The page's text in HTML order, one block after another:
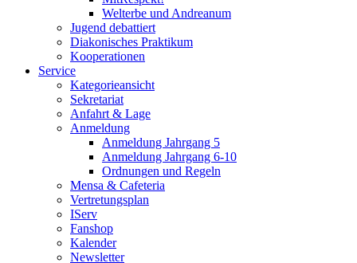
Welterbe und Andreanum
Jugend debattiert
Diakonisches Praktikum
Kooperationen
Service
Kategorieansicht
Sekretariat
Anfahrt & Lage
Anmeldung
Anmeldung Jahrgang 5
Anmeldung Jahrgang 6-10
Ordnungen und Regeln
Mensa & Cafeteria
Vertretungsplan
IServ
Fanshop
Kalender
Newsletter